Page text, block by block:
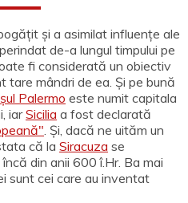
și a asimilat influențe ale
de-a lungul timpului pe
fi considerată un obiectiv
tare mândri de ea. Și pe bună
Palermo este numit capitala
iarSicilia a fost declarată
. Și, dacă ne uităm un
că la Siracuza se
din anii 600 î.Hr. Ba mai
sunt cei care au inventat